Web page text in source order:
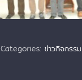
Categories: ข่าวกิจกรรม